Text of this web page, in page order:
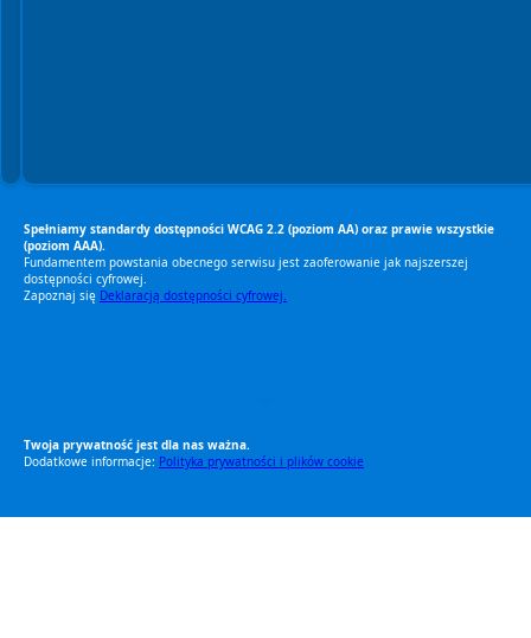
Spełniamy standardy dostępności WCAG 2.2 (poziom AA) oraz prawie wszystkie
(poziom AAA).
Fundamentem powstania obecnego serwisu jest zaoferowanie jak najszerszej
dostępności cyfrowej.
Zapoznaj się Deklaracją dostępności cyfrowej.
Twoja prywatność jest dla nas ważna.
Dodatkowe informacje: Polityka prywatności i plików cookie